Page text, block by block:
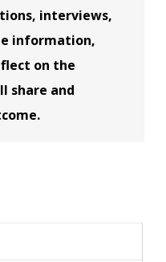
interviews,
information,
on the
share and